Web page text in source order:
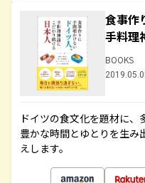
食事作
手料理
BOOKS
ドイツの食文化を題材に、
豊かな時間とゆとりを生み
えします。